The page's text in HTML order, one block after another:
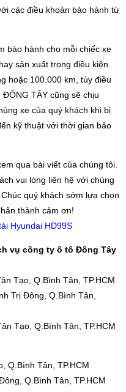
các điều khoản bảo hành từ
bào hành cho mỗi chiếc xe
sản xuất trong điều kiện
hoặc 100.000 km, tùy điều
TÂY cũng sẽ chịu
xe của quý khách khi bị
kỹ thuật với thời gian bảo
qua bài viết của chúng tôi.
vui lòng liên hệ với chúng
quý khách sớm lựa chọn
thành cảm ơn!
Hyundai HD99S
vụ công ty ô tô Đông Tây
Tạo, Q.Bình Tân, TP.HCM
Trị Đông, Q.Bình Tân,
Tạo, Q.Bình Tân, TP.HCM
Q.Bình Tân, TP.HCM
Q.Bình Tân, TP.HCM